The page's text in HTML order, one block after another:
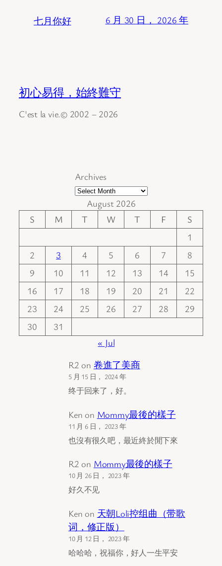
七月你好 6 月 30 日， 2026 年
初心易得，始終難守
C'est la vie.© 2002 – 2026
Archives
August 2026
S
M T W T F
S
1
2
3 4 5 6 7
8
9
10 11 12 13 14
15
16
17 18 19 20 21
22
23
24 25 26 27 28
29
30
31
« Jul
R2 on 卷進了美商
5 月 15 日， 2024 年
终于回来了，好。
Ken on Mommy最後的樣子
11 月 6 日， 2023 年
也沒有很久吧，最近終於閒下來
R2 on Mommy最後的樣子
10 月 26 日， 2023 年
好久不见
Ken on 天朝Loli控组曲（带歌
词，修正版）
10 月 12 日， 2023 年
哈哈哈，祝福你，好人一生平安